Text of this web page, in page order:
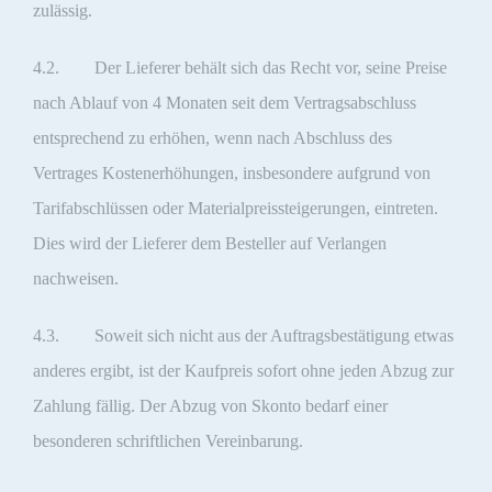
zulässig.
4.2. Der Lieferer behält sich das Recht vor, seine Preise
nach Ablauf von 4 Monaten seit dem Vertragsabschluss
entsprechend zu erhöhen, wenn nach Abschluss des
Vertrages Kostenerhöhungen, insbesondere aufgrund von
Tarifabschlüssen oder Materialpreissteigerungen, eintreten.
Dies wird der Lieferer dem Besteller auf Verlangen
nachweisen.
4.3. Soweit sich nicht aus der Auftragsbestätigung etwas
anderes ergibt, ist der Kaufpreis sofort ohne jeden Abzug zur
Zahlung fällig. Der Abzug von Skonto bedarf einer
besonderen schriftlichen Vereinbarung.